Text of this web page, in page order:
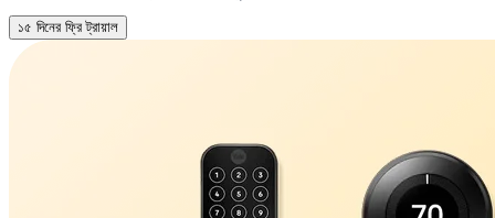
১৫ দিনের ফ্রি ট্রায়াল